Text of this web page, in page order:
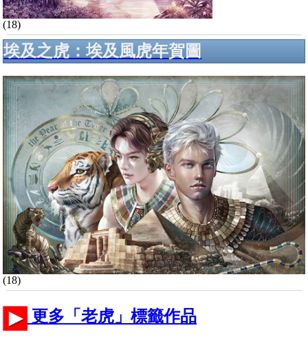
(18)
埃及之虎：埃及風虎年賀圖
(18)
更多「老虎」標籤作品